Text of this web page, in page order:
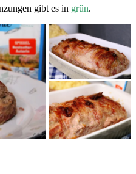
gibt es in grün.